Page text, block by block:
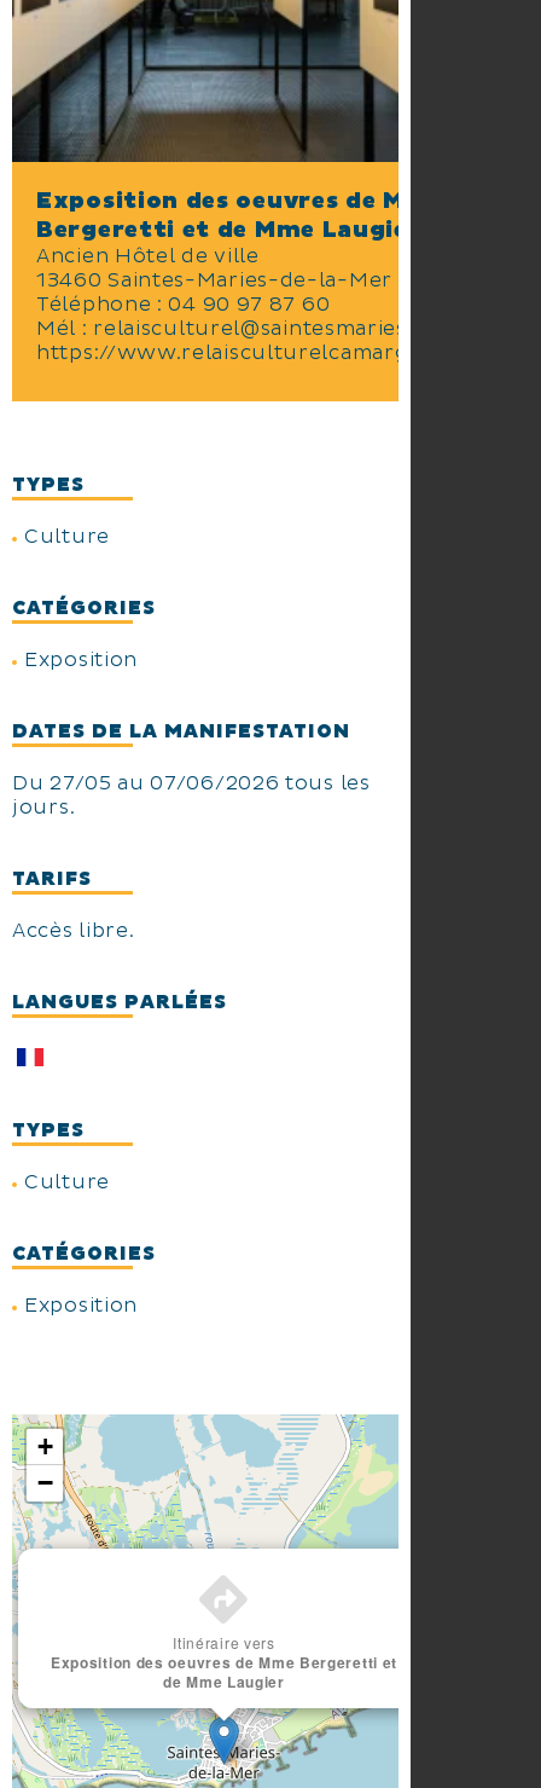
Exposition des oeuvres de Mme
Bergeretti et de Mme Laugier
Ancien Hôtel de ville
13460 Saintes-Maries-de-la-Mer
Téléphone :04 90 97 87 60
Mél : relaisculturel@saintesmaries.com
https://www.relaisculturelcamargue.fr
TYPES
Culture
CATÉGORIES
Exposition
DATES DE LA MANIFESTATION
Du 27/05 au 07/06/2026 tous les
jours.
TARIFS
Accès libre.
LANGUES PARLÉES
TYPES
Culture
CATÉGORIES
Exposition
Itinéraire vers
Exposition des oeuvres de Mme Bergeretti et
de Mme Laugier
+
−